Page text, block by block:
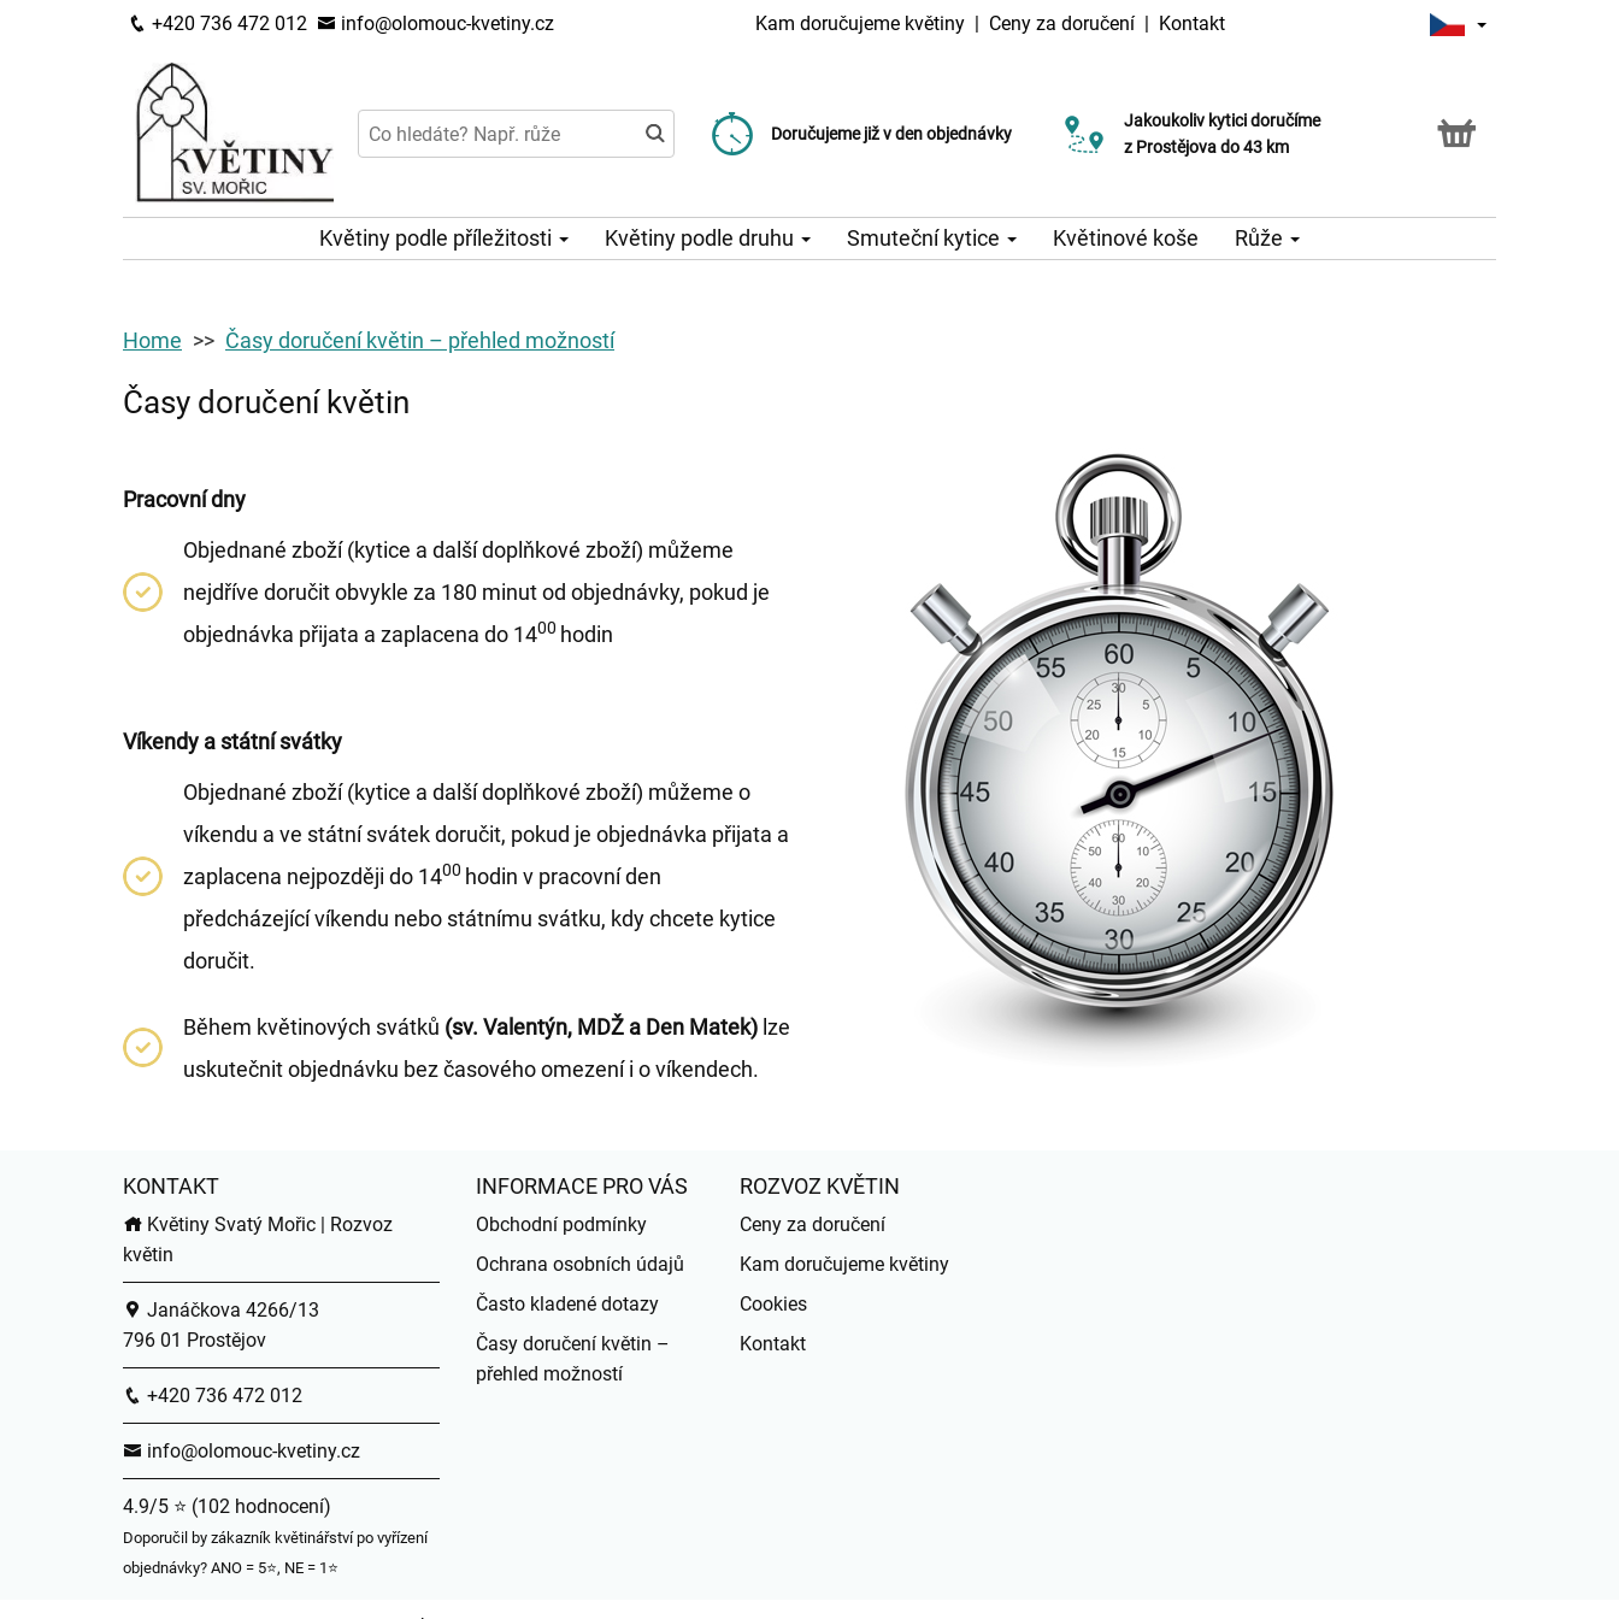
+420 736 472 012 info@olomouc-kvetiny.cz Kam doručujeme květiny | Ceny za doručení | Kontakt
Doručujeme již v den objednávky
Doručujeme již od 99 Kč
Možný výběr času a dne doručení
Jakoukoliv kytici doručíme
z Prostějova do 43 km
Květiny podle příležitosti Květiny podle druhu Smuteční kytice Květinové koše Růže
Home Časy doručení květin – přehled možností
Časy doručení květin
Pracovní dny
Objednané zboží (kytice a další doplňkové zboží) můžeme
nejdříve doručit obvykle za 180 minut od objednávky, pokud je
objednávka přijata a zaplacena do 1400 hodin
Víkendy a státní svátky
Objednané zboží (kytice a další doplňkové zboží) můžeme o
víkendu a ve státní svátek doručit, pokud je objednávka přijata a
zaplacena nejpozději do 1400 hodin v pracovní den
předcházející víkendu nebo státnímu svátku, kdy chcete kytice
doručit.
Během květinových svátků (sv. Valentýn, MDŽ a Den Matek) lze
uskutečnit objednávku bez časového omezení i o víkendech.
KONTAKT
Květiny Svatý Mořic | Rozvoz
květin
Janáčkova 4266/13
796 01 Prostějov
+420 736 472 012
info@olomouc-kvetiny.cz
4.9/5 ⭐ (102 hodnocení)
Doporučil by zákazník květinářství po vyřízení
objednávky? ANO = 5⭐, NE = 1⭐
INFORMACE PRO VÁS
Obchodní podmínky
Ochrana osobních údajů
Často kladené dotazy
Časy doručení květin –
přehled možností
ROZVOZ KVĚTIN
Ceny za doručení
Kam doručujeme květiny
Cookies
Kontakt